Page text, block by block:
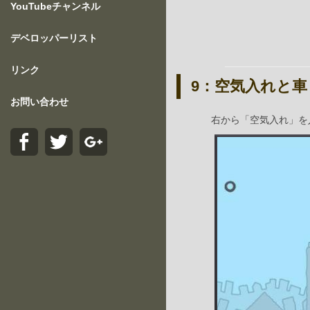
YouTubeチャンネル
デベロッパーリスト
リンク
お問い合わせ
9：空気入れと車
右から「空気入れ」を